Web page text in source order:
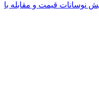
نوسانات قیمت و مقابله با